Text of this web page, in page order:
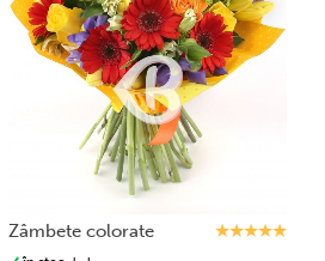
zâmbete colorate